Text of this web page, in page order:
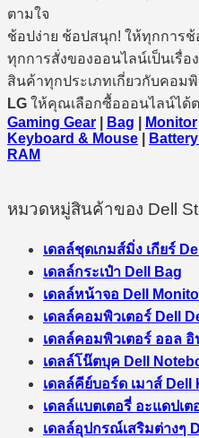
ตามใจ
ช้อปง่าย ช้อปสนุก! ให้ทุกการช้
ทุกการสั่งของออนไลน์เป็นเรื่อ
สินค้าทุกประเภทเกี่ยวกับคอมพิ
LG ให้คุณเลือกซื้อออนไลน์ได้
Gaming Gear
Bag Monitor
Keyboard & Mouse
RAM
หมวดหมู่สินค้าของ Dell
เดลล์ชุดเกมส์มิ่ง เกียร์
เดลล์กระเป๋า Dell Bag
เดลล์หน้าจอ Dell
เดลล์คอมพิวเตอร์ Dell
เดลล์คอมพิวเตอร์ ออล
เดลล์โน๊ตบุค Dell
เดลล์คีย์บอร์ด เมาส์
เดลล์แบตเตอรี่ อะแดปเ
เดลล์อุปกรณ์เสริมต่างๆ